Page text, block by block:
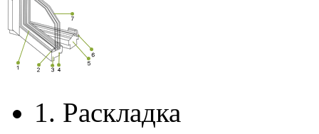
1. Раскладка